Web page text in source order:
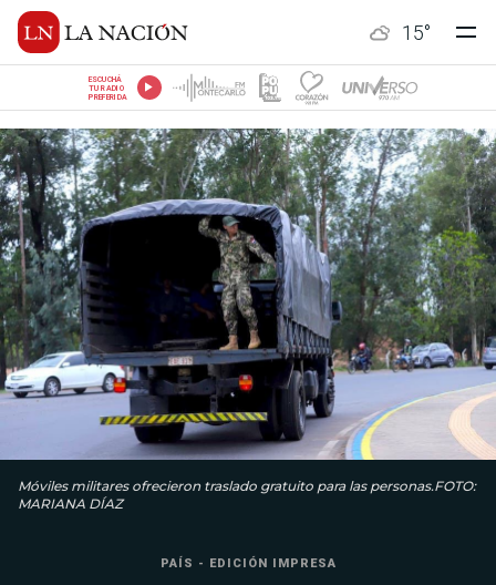
15°
ESCUCHÁ
TU RADIO
PREFERIDA
Móviles militares ofrecieron traslado gratuito para las personas.FOTO:
MARIANA DÍAZ
PAÍS - EDICIÓN IMPRESA